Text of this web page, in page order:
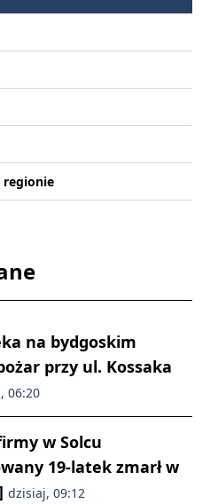
regionie
na bydgoskim
przy ul. Kossaka
06:20
w Solcu
19-latek zmarł w
dzisiaj, 09:12